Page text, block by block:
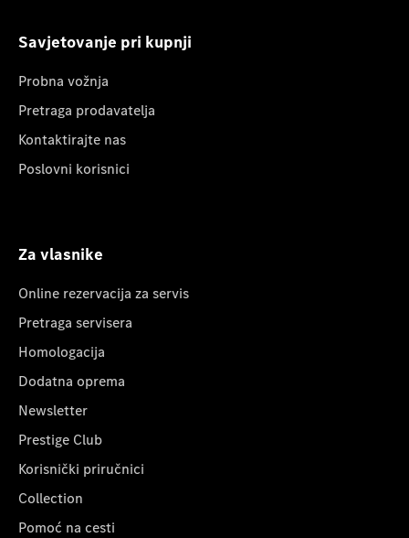
Savjetovanje pri kupnji
Probna vožnja
Pretraga prodavatelja
Kontaktirajte nas
Poslovni korisnici
Za vlasnike
Online rezervacija za servis
Pretraga servisera
Homologacija
Dodatna oprema
Newsletter
Prestige Club
Korisnički priručnici
Collection
Pomoć na cesti